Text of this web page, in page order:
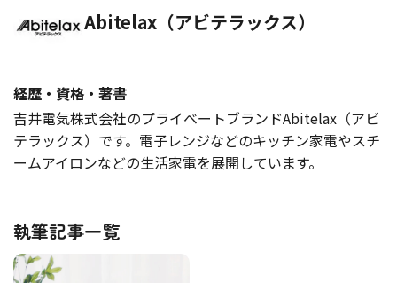
Abitelax（アビテラックス）
経歴・資格・著書
吉井電気株式会社のプライベートブランドAbitelax（アビ
テラックス）です。電子レンジなどのキッチン家電やスチ
ームアイロンなどの生活家電を展開しています。
執筆記事一覧